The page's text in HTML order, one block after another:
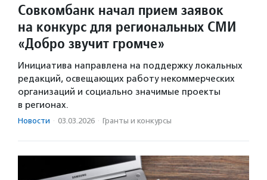
Совкомбанк начал прием заявок
на конкурс для региональных СМИ
«Добро звучит громче»
Инициатива направлена на поддержку локальных
редакций, освещающих работу некоммерческих
организаций и социально значимые проекты
в регионах.
Новости · 03.03.2026 · Гранты и конкурсы